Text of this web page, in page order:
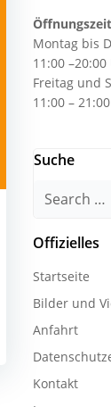
Montag bis
11:00 –20:00
Freitag und
11:00 –
Suche
Search
Offizielles
Startseite
Bilder und
Anfahrt
Kontakt